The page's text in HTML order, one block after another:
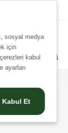
sosyal medya
için
kabul
ayarları
Kabul Et